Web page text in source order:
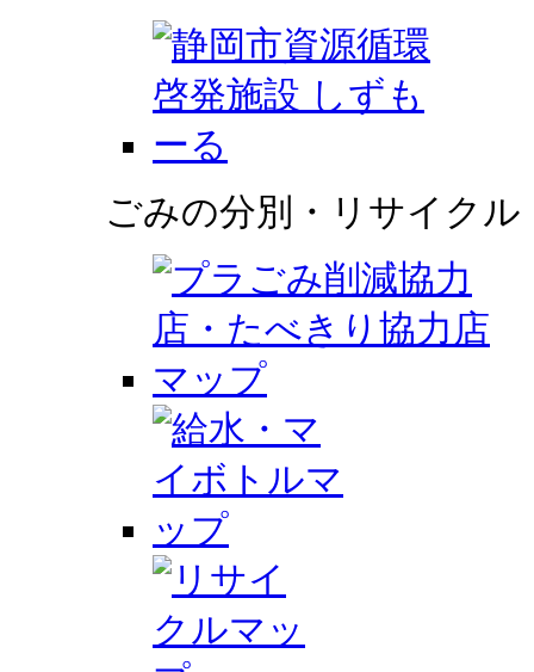
ごみの分別・リサイクル